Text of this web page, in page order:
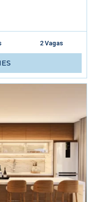
2 Vagas